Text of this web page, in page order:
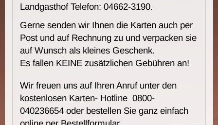
Landgasthof Telefon: 04662-3190.
Gerne senden wir Ihnen die Karten auch per
Post und auf Rechnung zu und verpacken sie
auf Wunsch als kleines Geschenk.
Es fallen KEINE zusätzlichen Gebühren an!
Wir freuen uns auf Ihren Anruf unter den
kostenlosen Karten- Hotline 0800-
040236654 oder bestellen Sie ganz einfach